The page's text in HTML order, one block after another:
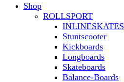
Shop
ROLLSPORT
INLINESKATES
Stuntscooter
Kickboards
Longboards
Skateboards
Balance-Boards